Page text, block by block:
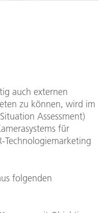
auch externen
zu können, wird im
Assessment)
für
Technologiemarketing
folgenden